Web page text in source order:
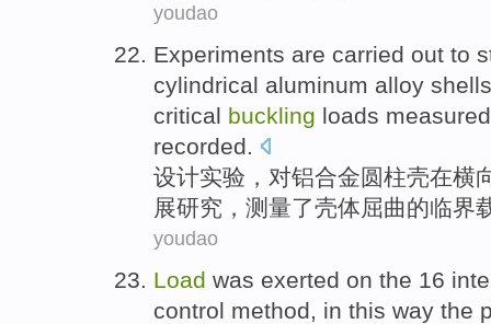
youdao
Experiments are carried out to
cylindrical aluminum alloy shells
critical buckling loads measured
recorded.
设计实验 ，对铝合金圆柱壳在横
展研究 ， 测量了壳体屈曲的临界
youdao
Load was exerted on the 16
control method, in this way the